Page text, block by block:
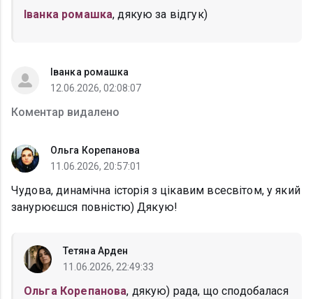
Іванка ромашка, дякую за відгук)
Іванка ромашка
12.06.2026, 02:08:07
Коментар видалено
Ольга Корепанова
11.06.2026, 20:57:01
Чудова, динамічна історія з цікавим всесвітом, у який
занурюєшся повністю) Дякую!
Тетяна Арден
11.06.2026, 22:49:33
Ольга Корепанова, дякую) рада, що сподобалася